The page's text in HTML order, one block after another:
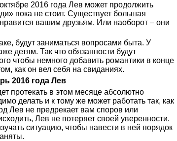
2016 года Лев может продолжить
пока не стоит. Существует большая
вашим друзьям. Или наоборот – они
будут заниматься вопросами быта. У
детям. Так что обязанности будут
чтобы немного добавить романтики в конце
как он вел себя на свиданиях.
2016 года Лев
протекать в этом месяце абсолютно
делать и к тому же может работать так, как
Лев не предрекает вам споров или
Лев не потеряет своей уверенности.
ситуацию, чтобы навести в ней порядок